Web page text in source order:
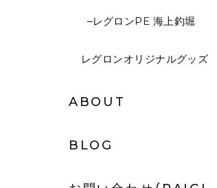
レグロンPE 海上釣堀
レグロンオリジナルグッズ
ABOUT
BLOG